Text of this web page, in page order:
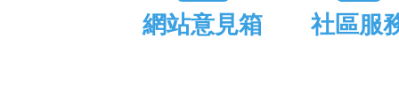
網站意見箱 社區服